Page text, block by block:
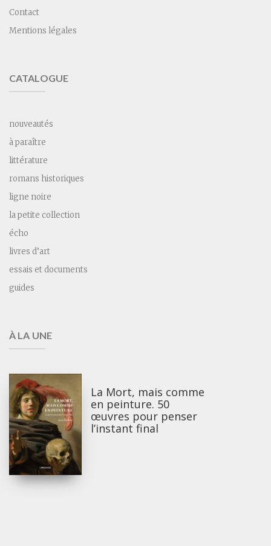
Contact
Mentions légales
CATALOGUE
nouveautés
à paraître
littérature
romans historiques
ligne noire
la petite collection
écho
livres d’art
essais et documents
guides
À LA UNE
La Mort, mais comme
en peinture. 50
œuvres pour penser
l’instant final